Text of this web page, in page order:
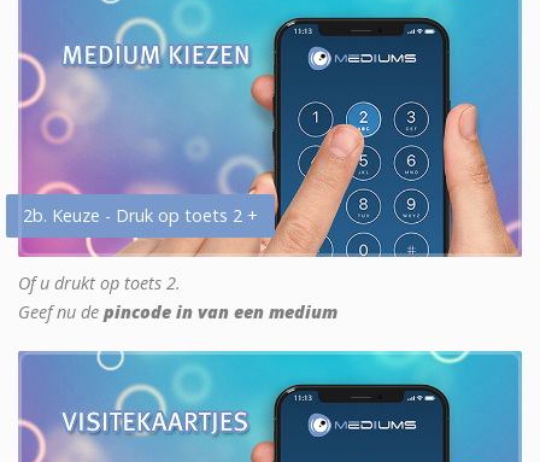
2b. Keuze - Druk op toets 2 +
Of u drukt op toets 2.
Geef nu de pincode in van een medium